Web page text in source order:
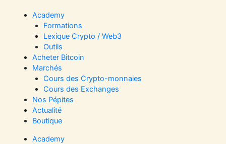
Academy
Formations
Lexique Crypto / Web3
Outils
Acheter Bitcoin
Marchés
Cours des Crypto-monnaies
Cours des Exchanges
Nos Pépites
Actualité
Boutique
Academy